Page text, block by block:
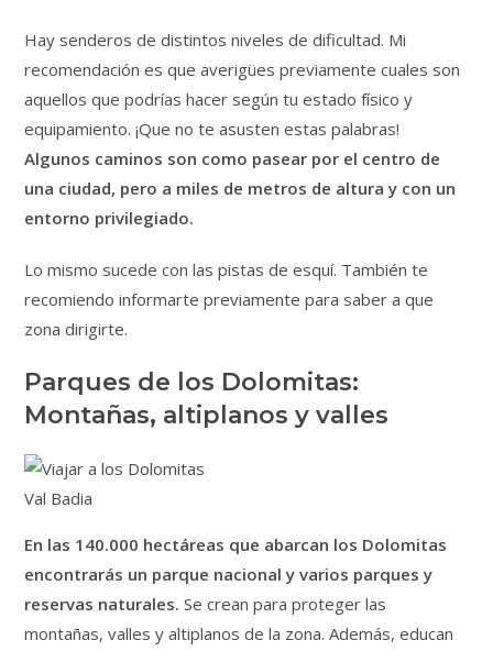
Hay senderos de distintos niveles de dificultad. Mi
recomendación es que averigües previamente cuales son
aquellos que podrías hacer según tu estado físico y
equipamiento. ¡Que no te asusten estas palabras!
Algunos caminos son como pasear por el centro de
una ciudad, pero a miles de metros de altura y con un
entorno privilegiado.
Lo mismo sucede con las pistas de esquí. También te
recomiendo informarte previamente para saber a que
zona dirigirte.
Parques de los Dolomitas:
Montañas, altiplanos y valles
Val Badia
En las 140.000 hectáreas que abarcan los Dolomitas
encontrarás un parque nacional y varios parques y
reservas naturales.Se crean para proteger las
montañas, valles y altiplanos de la zona. Además, educan